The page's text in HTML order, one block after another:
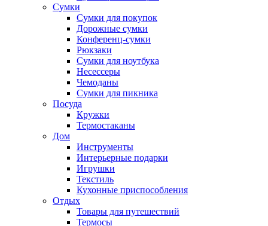
Сумки
Сумки для покупок
Дорожные сумки
Конференц-сумки
Рюкзаки
Сумки для ноутбука
Несессеры
Чемоданы
Сумки для пикника
Посуда
Кружки
Термостаканы
Дом
Инструменты
Интерьерные подарки
Игрушки
Текстиль
Кухонные приспособления
Отдых
Товары для путешествий
Термосы